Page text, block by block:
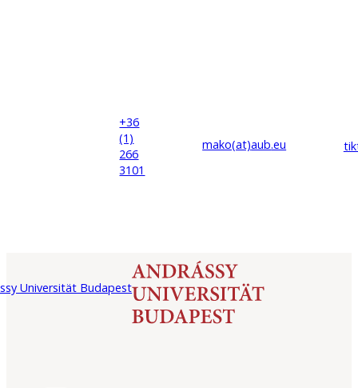
+36
(1)
266
3101
mako(at)aub.eu